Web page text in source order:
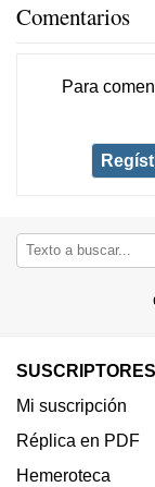
Comentarios
Para
SUSCRIPTORES
Mi suscripción
Réplica en PDF
Hemeroteca